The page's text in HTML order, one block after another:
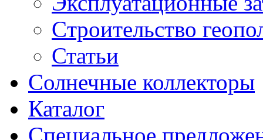
Cтроительство
Статьи
Солнечные коллекторы
Каталог